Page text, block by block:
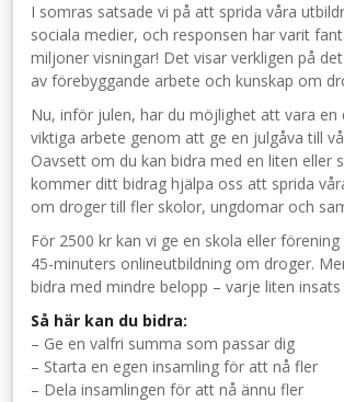
I somras satsade vi på att sprida våra
sociala medier, och responsen har varit
miljoner visningar! Det visar verkligen på
av förebyggande arbete och kunskap om
Nu, inför julen, har du möjlighet att vara en
viktiga arbete genom att ge en julgåva till
Oavsett om du kan bidra med en liten eller
kommer ditt bidrag hjälpa oss att sprida
om droger till fler skolor, ungdomar och
För 2500 kr kan vi ge en skola eller
45-minuters onlineutbildning om droger.
bidra med mindre belopp – varje liten insats
Så här kan du bidra:
– Ge en valfri summa som passar dig
– Starta en egen insamling för att nå fler
– Dela insamlingen för att nå ännu fler